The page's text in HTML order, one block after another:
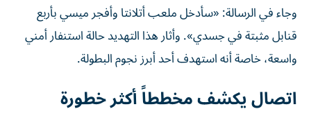
وجاء في الرسالة: «سأدخل ملعب أتلانتا وأفجر ميسي بأربع
قنابل مثبتة في جسدي». وأثار هذا التهديد حالة استنفار أمني
واسعة، خاصة أنه استهدف أحد أبرز نجوم البطولة.
اتصال يكشف مخططاً أكثر خطورة